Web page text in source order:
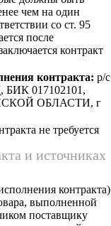
чем на один
со ст. 95
после
контракт
контракта: p/c
БИК 017102101,
ОБЛАСТИ, г
не требуется
и источниках
контракта)
выполненной
поставщику